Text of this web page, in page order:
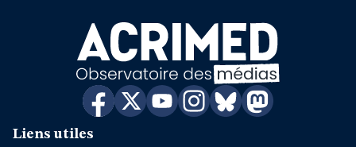
Liens utiles